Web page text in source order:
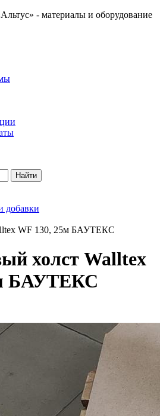
- материалы и оборудование
Найти
добавки
WF 130, 25м БАУТЕКС
холст Walltex
БАУТЕКС